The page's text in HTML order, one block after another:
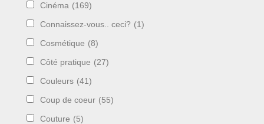
Cinéma (169)
Connaissez-vous.. ceci? (1)
Cosmétique (8)
Côté pratique (27)
Couleurs (41)
Coup de coeur (55)
Couture (5)